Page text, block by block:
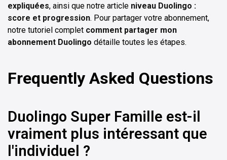
expliquées, ainsi que notre article niveau Duolingo :
score et progression. Pour partager votre abonnement,
notre tutoriel complet comment partager mon
abonnement Duolingo détaille toutes les étapes.
Frequently Asked Questions
Duolingo Super Famille est-il
vraiment plus intéressant que
l'individuel ?